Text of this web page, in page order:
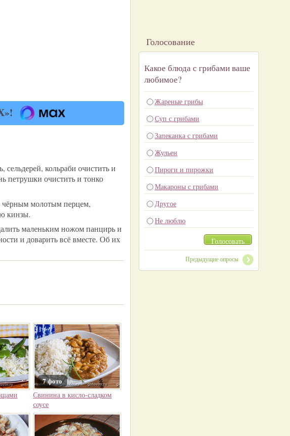
кольраби очистить и
петрушки очистить и тонко
чёрным молотым перцем,
кинзы.
маленьким ножом панцирь и
и доварить всё вместе. Об их
7 фото
Свинина в кисло-сладком
соусе
Голосование
Какое блюда с грибами ваше
любимое?
Жареные грибы
Суп с грибами
Запеканка с грибами
Жульен
Пироги и пирожки
Макароны с грибами
Другое
Не люблю
Голосовать
Предыдущие опросы